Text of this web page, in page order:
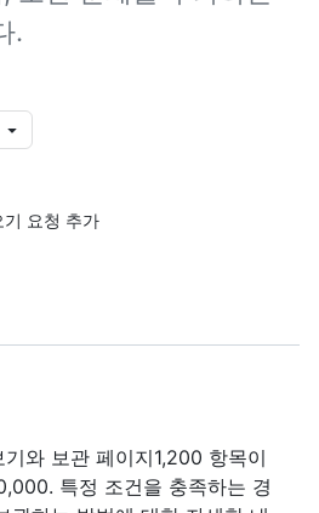
.
기 요청 추가
와 보관 페이지1,200 항목이
특정 조건을 충족하는 경